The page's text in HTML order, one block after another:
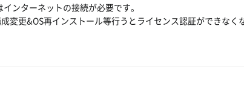
ンターネットの接続が必要です。
変更&OS再インストール等行うとライセンス認証ができなく